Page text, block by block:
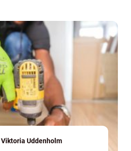
Viktoria Uddenholm